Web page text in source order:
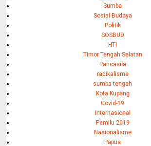
Sumba
Sosial Budaya
Politik
SOSBUD
HTI
Timor Tengah Selatan
Pancasila
radikalisme
sumba tengah
Kota Kupang
Covid-19
Internasional
Pemilu 2019
Nasionalisme
Papua